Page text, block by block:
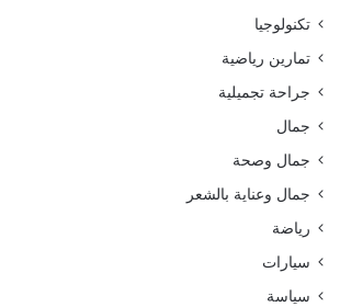
تكنولوجيا
تمارين رياضية
جراحة تجميلية
جمال
جمال وصحة
جمال وعناية بالشعر
رياضة
سيارات
سياسة